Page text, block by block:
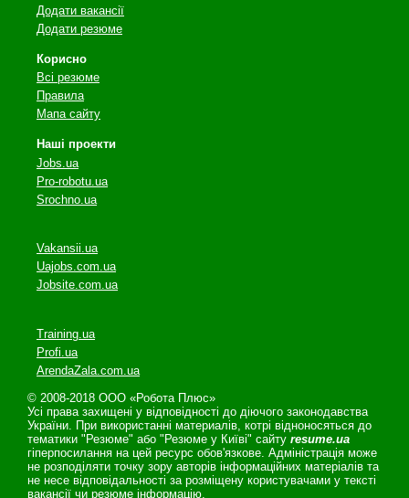
Додати вакансії
Додати резюме
Корисно
Всі резюме
Правила
Мапа сайту
Наші проекти
Jobs.ua
Pro-robotu.ua
Srochno.ua
Vakansii.ua
Uajobs.com.ua
Jobsite.com.ua
Training.ua
Profi.ua
ArendaZala.com.ua
© 2008-2018 ООО «Робота Плюс»
Усі права захищені у відповідності до діючого законодавства
України. При використанні материалів, котрі відноносяться до
тематики "Резюме" або "Резюме у Київі" сайту resume.ua
гіперпосилання на цей ресурс обов'язкове. Адміністрація може
не розподіляти точку зору авторів інформаційних матеріалів та
не несе відповідальності за розміщену користувачами у тексті
вакансії чи резюме інформацію.